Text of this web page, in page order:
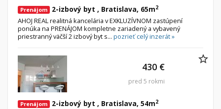
Prenájom 2-izbový byt , Bratislava, 65m2
AHOJ REAL realitná kancelária v EXKLUZÍVNOM zastúpení
ponúka na PRENÁJOM kompletne zariadený a vybavený
priestranný väčší 2 izbový byt s... pozrieť celý inzerát »
Prenájom 2-izbový byt , Bratislava, 54m2
430 €
pred 5 rokmi